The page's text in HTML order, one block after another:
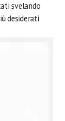
svelando
desiderati